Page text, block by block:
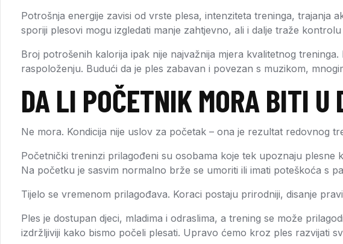
Potrošnja energije zavisi od vrste plesa, intenziteta treninga, trajanja
sporiji plesovi mogu izgledati manje zahtjevno, ali i dalje traže
Broj potrošenih kalorija ipak nije najvažnija mjera kvalitetnog
raspoloženju. Budući da je ples zabavan i povezan s muzikom,
DA LI POČETNIK MORA BITI
Ne mora. Kondicija nije uslov za početak – ona je rezultat redovnog
Početnički treninzi prilagođeni su osobama koje tek upoznaju
Na početku je sasvim normalno brže se umoriti ili imati poteškoća s
Tijelo se vremenom prilagođava. Koraci postaju prirodniji, disanje
Ples je dostupan djeci, mladima i odraslima, a trening se može
izdržljiviji kako bismo počeli plesati. Upravo ćemo kroz ples razvijati